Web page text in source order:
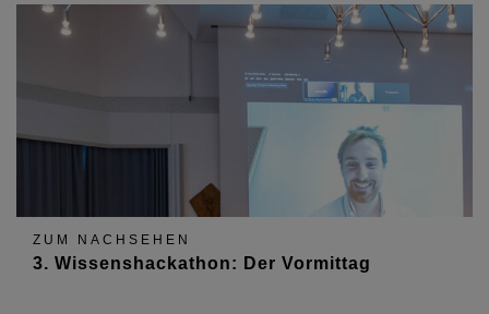
ZUM NACHSEHEN
3. Wissenshackathon: Der Vormittag